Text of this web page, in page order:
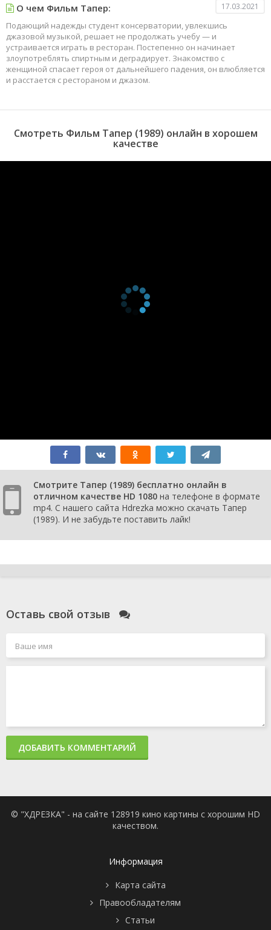
О чем Фильм Тапер: 17.03.2021
Подающий надежды студент консерватории, увлекшись
джазовой музыкой, решает не продолжать учебу — и
устраивается играть в ресторан. Постепенно он начинает
злоупотреблять спиртным и деградирует. Знакомство с
женщиной спасает героя от дальнейшего падения, он влюбляется
и расстается с рестораном и джазом.
Смотреть Фильм Тапер (1989) онлайн в хорошем
качестве
Смотрите Тапер (1989) бесплатно онлайн в
отличном качестве HD 1080 на телефоне в формате
mp4. С нашего сайта Hdrezka можно скачать Тапер
(1989). И не забудьте поставить лайк!
Оставь свой отзыв
ДОБАВИТЬ КОММЕНТАРИЙ
© "ХДРЕЗКА" - на сайте 128919 кино картины с хорошим HD
качеством.
Информация
Карта сайта
Правообладателям
Статьи